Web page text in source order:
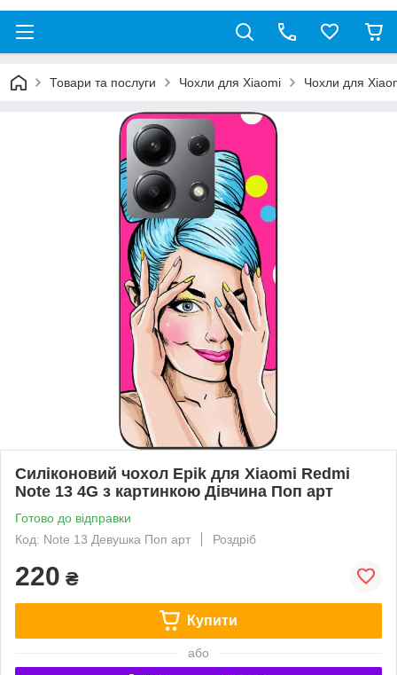
Товари та послуги Чохли для Xiaomi Чохли для
Силіконовий чохол Epik для Xiaomi Redmi
Note 13 4G з картинкою Дівчина Поп арт
Готово до відправки
Код: Note 13 Девушка Поп арт
Роздріб
220 ₴
Купити
або